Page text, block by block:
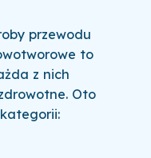
przewodu
to
z nich
Oto